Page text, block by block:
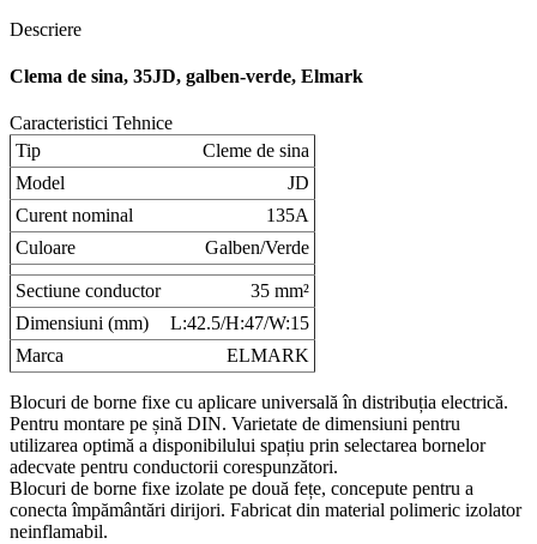
Descriere
Clema de sina, 35JD, galben-verde, Elmark
Caracteristici Tehnice
Tip
Cleme de sina
Model
JD
Curent nominal
135A
Culoare
Galben/Verde
Sectiune conductor
35 mm²
Dimensiuni (mm)
L:42.5/H:47/W:15
Marca
ELMARK
Blocuri de borne fixe cu aplicare universală în distribuția electrică.
Pentru montare pe șină DIN. Varietate de dimensiuni pentru
utilizarea optimă a disponibilului spațiu prin selectarea bornelor
adecvate pentru conductorii corespunzători.
Blocuri de borne fixe izolate pe două fețe, concepute pentru a
conecta împământări dirijori. Fabricat din material polimeric izolator
neinflamabil.